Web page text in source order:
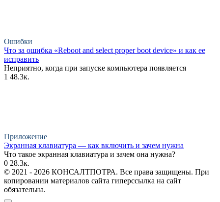
Ошибки
Что за ошибка «Reboot and select proper boot device» и как ее
исправить
Неприятно, когда при запуске компьютера появляется
1 48.3к.
Приложение
Экранная клавиатура — как включить и зачем нужна
Что такое экранная клавиатура и зачем она нужна?
0 28.3к.
© 2021 - 2026 КОНСАЛТПОТРА. Все права защищены. При
копировании материалов сайта гиперссылка на сайт
обязательна.